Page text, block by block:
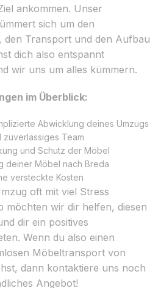
ankommen. Unser
sich um den
Transport und den Aufbau
dich also entspannt
wir uns um alles kümmern.
im Überblick:
Abwicklung deines Umzugs
Team
und Schutz der Möbel
deiner Möbel nach Breda
versteckte Kosten
oft mit viel Stress
möchten wir dir helfen, diesen
dir ein positives
Wenn du also einen
Möbeltransport von
dann kontaktiere uns noch
Angebot!